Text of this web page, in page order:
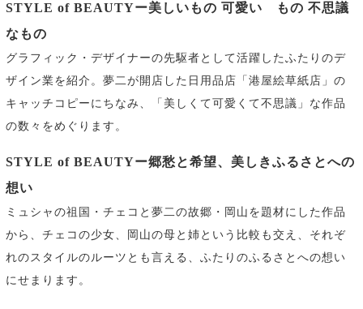
STYLE of BEAUTYー美しいもの 可愛いゝもの 不思議
なもの
グラフィック・デザイナーの先駆者として活躍したふたりのデ
ザイン業を紹介。夢二が開店した日用品店「港屋絵草紙店」の
キャッチコピーにちなみ、「美しくて可愛くて不思議」な作品
の数々をめぐります。
STYLE of BEAUTYー郷愁と希望、美しきふるさとへの
想い
ミュシャの祖国・チェコと夢二の故郷・岡山を題材にした作品
から、チェコの少女、岡山の母と姉という比較も交え、それぞ
れのスタイルのルーツとも言える、ふたりのふるさとへの想い
にせまります。